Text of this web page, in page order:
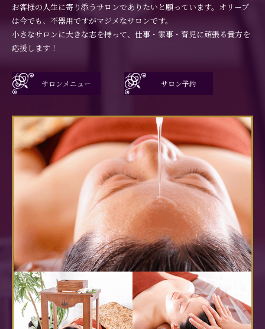
お客様の人生に寄り添うサロンでありたいと願っています。オリーブ
は今でも、不器用ですがマジメなサロンです。
小さなサロンに大きな志を持って、仕事・家事・育児に頑張る貴方を
応援します！
サロンメニュー サロン予約